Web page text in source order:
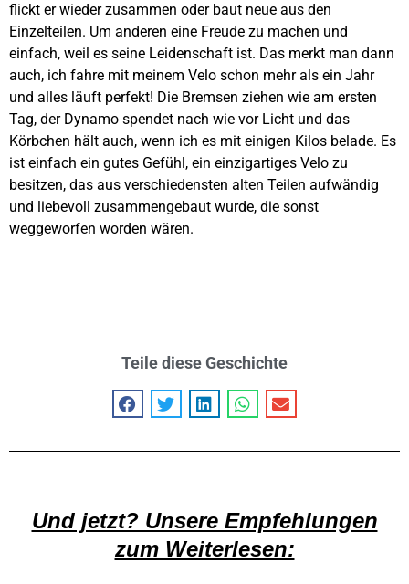
flickt er wieder zusammen oder baut neue aus den
Einzelteilen. Um anderen eine Freude zu machen und
einfach, weil es seine Leidenschaft ist. Das merkt man dann
auch, ich fahre mit meinem Velo schon mehr als ein Jahr
und alles läuft perfekt! Die Bremsen ziehen wie am ersten
Tag, der Dynamo spendet nach wie vor Licht und das
Körbchen hält auch, wenn ich es mit einigen Kilos belade. Es
ist einfach ein gutes Gefühl, ein einzigartiges Velo zu
besitzen, das aus verschiedensten alten Teilen aufwändig
und liebevoll zusammengebaut wurde, die sonst
weggeworfen worden wären.
Teile diese Geschichte
Und jetzt? Unsere Empfehlungen
zum Weiterlesen: